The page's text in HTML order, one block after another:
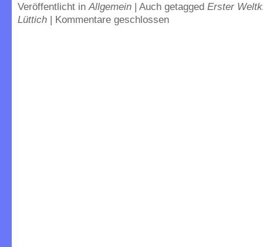
Veröffentlicht inAllgemein | Auch getagged Erster
Lüttich | Kommentare geschlossen